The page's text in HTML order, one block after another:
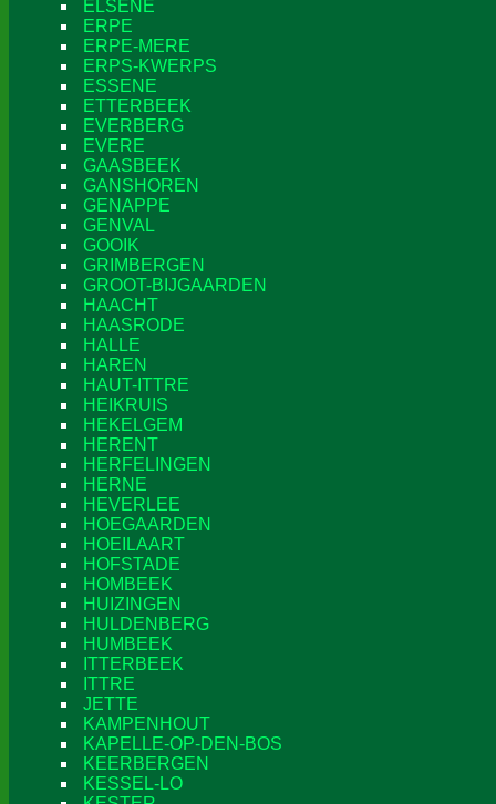
ELSENE
ERPE
ERPE-MERE
ERPS-KWERPS
ESSENE
ETTERBEEK
EVERBERG
EVERE
GAASBEEK
GANSHOREN
GENAPPE
GENVAL
GOOIK
GRIMBERGEN
GROOT-BIJGAARDEN
HAACHT
HAASRODE
HALLE
HAREN
HAUT-ITTRE
HEIKRUIS
HEKELGEM
HERENT
HERFELINGEN
HERNE
HEVERLEE
HOEGAARDEN
HOEILAART
HOFSTADE
HOMBEEK
HUIZINGEN
HULDENBERG
HUMBEEK
ITTERBEEK
ITTRE
JETTE
KAMPENHOUT
KAPELLE-OP-DEN-BOS
KEERBERGEN
KESSEL-LO